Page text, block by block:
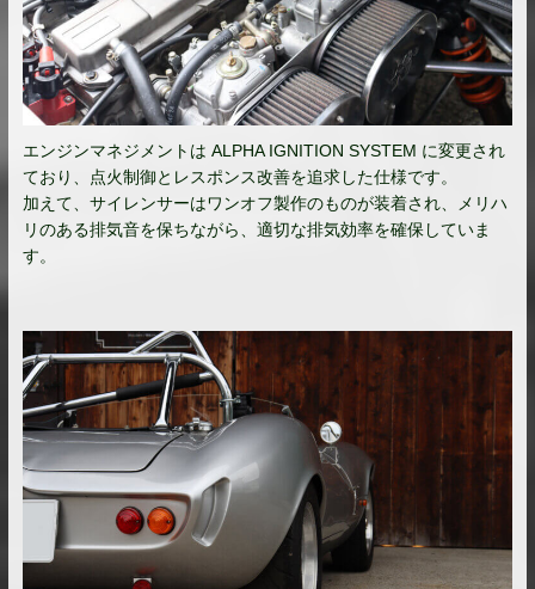
エンジンマネジメントは ALPHA IGNITION SYSTEM に変更され
ており、点火制御とレスポンス改善を追求した仕様です。
加えて、サイレンサーはワンオフ製作のものが装着され、メリハ
リのある排気音を保ちながら、適切な排気効率を確保していま
す。